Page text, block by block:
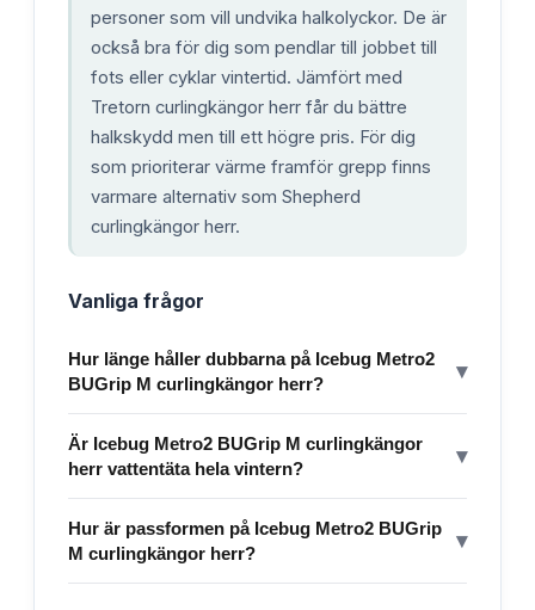
personer som vill undvika halkolyckor. De är
också bra för dig som pendlar till jobbet till
fots eller cyklar vintertid. Jämfört med
Tretorn curlingkängor herr får du bättre
halkskydd men till ett högre pris. För dig
som prioriterar värme framför grepp finns
varmare alternativ som Shepherd
curlingkängor herr.
Vanliga frågor
Hur länge håller dubbarna på Icebug Metro2
BUGrip M curlingkängor herr?
▾
Är Icebug Metro2 BUGrip M curlingkängor
herr vattentäta hela vintern?
▾
Hur är passformen på Icebug Metro2 BUGrip
M curlingkängor herr?
▾